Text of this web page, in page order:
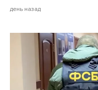
день назад